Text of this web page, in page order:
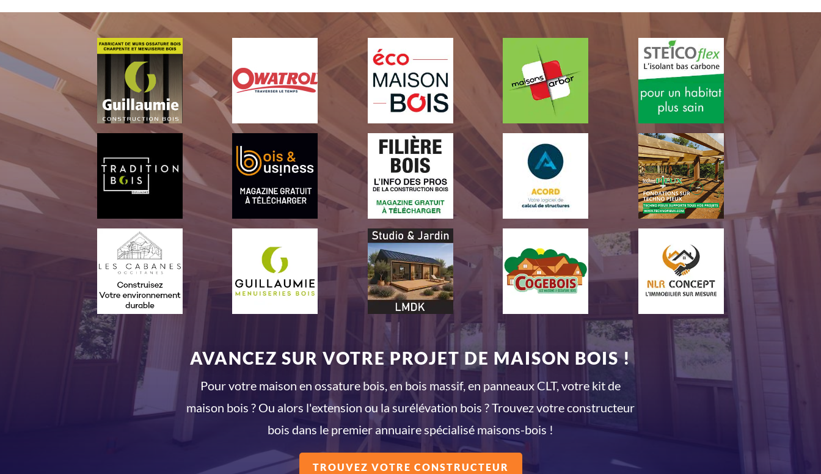
AVANCEZ SUR VOTRE PROJET DE MAISON BOIS !
Pour votre maison en ossature bois, en bois massif, en panneaux CLT, votre kit de
maison bois ? Ou alors l'extension ou la surélévation bois ? Trouvez votre constructeur
bois dans le premier annuaire spécialisé maisons-bois !
TROUVEZ VOTRE CONSTRUCTEUR